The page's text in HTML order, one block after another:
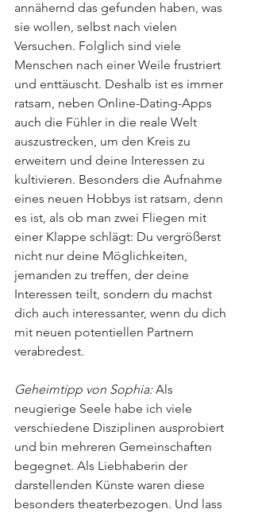
annähernd das gefunden haben, was
sie wollen, selbst nach vielen
Versuchen. Folglich sind viele
Menschen nach einer Weile frustriert
und enttäuscht. Deshalb ist es immer
ratsam, neben Online-Dating-Apps
auch die Fühler in die reale Welt
auszustrecken, um den Kreis zu
erweitern und deine Interessen zu
kultivieren. Besonders die Aufnahme
eines neuen Hobbys ist ratsam, denn
es ist, als ob man zwei Fliegen mit
einer Klappe schlägt: Du vergrößerst
nicht nur deine Möglichkeiten,
jemanden zu treffen, der deine
Interessen teilt, sondern du machst
dich auch interessanter, wenn du dich
mit neuen potentiellen Partnern
verabredest.
Geheimtipp von Sophia: Als
neugierige Seele habe ich viele
verschiedene Disziplinen ausprobiert
und bin mehreren Gemeinschaften
begegnet. Als Liebhaberin der
darstellenden Künste waren diese
besonders theaterbezogen. Und lass